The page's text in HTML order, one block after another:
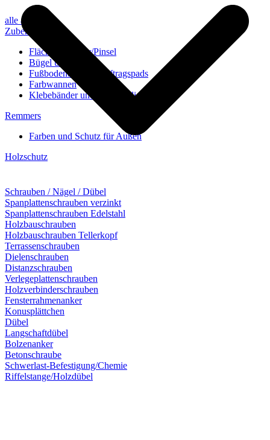
alle anzeigen
Zubehör
Flächenstreicher/Pinsel
Bügel und Rollen
Fußbodenbürsten/Auftragspads
Farbwannen
Klebebänder und Abdeckvlies
Remmers
Farben und Schutz für Außen
Holzschutz
Schrauben / Nägel / Dübel
Spanplattenschrauben verzinkt
Spanplattenschrauben Edelstahl
Holzbauschrauben
Holzbauschrauben Tellerkopf
Terrassenschrauben
Dielenschrauben
Distanzschrauben
Verlegeplattenschrauben
Holzverbinderschrauben
Fensterrahmenanker
Konusplättchen
Dübel
Langschaftdübel
Bolzenanker
Betonschraube
Schwerlast-Befestigung/Chemie
Riffelstange/Holzdübel